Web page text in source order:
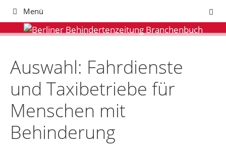
Zum
springen
Menü
Auswahl: Fahrdienste
und Taxibetriebe für
Menschen mit
Behinderung